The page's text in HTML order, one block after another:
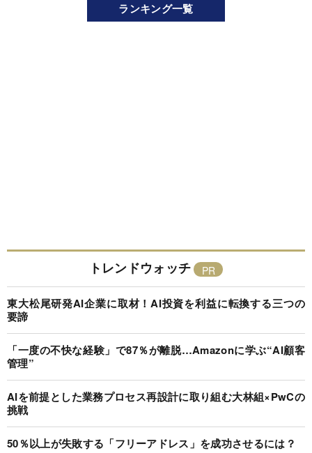
ランキング一覧
トレンドウォッチ
東大松尾研発AI企業に取材！AI投資を利益に転換する三つの
要諦
「一度の不快な経験」で87％が離脱…Amazonに学ぶ“AI顧客
管理”
AIを前提とした業務プロセス再設計に取り組む大林組×PwCの
挑戦
50％以上が失敗する「フリーアドレス」を成功させるには？